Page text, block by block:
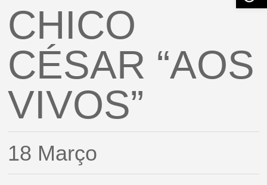
CHICO
CÉSAR “AOS
VIVOS”
18 Março